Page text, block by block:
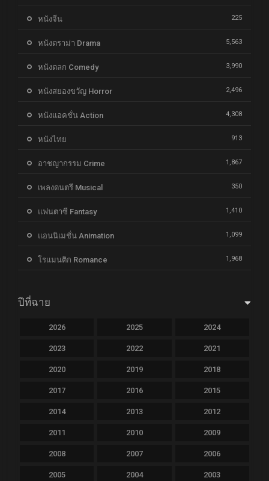
หนังจีน 225
หนังดราม่า Drama 5,563
หนังตลก Comedy 3,990
หนังสยองขวัญ Horror 2,496
หนังแอคชั่น Action 4,308
หนังไทย 913
อาชญากรรม Crime 1,867
เพลงดนตรี Musical 350
แฟนตาซี Fantasy 1,410
แอนนิเมชั่น Animation 1,099
โรแมนติก Romance 1,968
ปีที่ฉาย
2026 2025 2024
2023 2022 2021
2020 2019 2018
2017 2016 2015
2014 2013 2012
2011 2010 2009
2008 2007 2006
2005 2004 2003